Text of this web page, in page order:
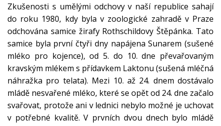
Zkušenosti s umělými odchovy v naší republice sahají
do roku 1980, kdy byla v zoologické zahradě v Praze
odchována samice žirafy Rothschildovy Štěpánka. Tato
samice byla první čtyři dny napájena Sunarem (sušené
mléko pro kojence), od 5. do 10. dne převařovaným
kravským mlékem s přídavkem Laktonu (sušená mléčná
náhražka pro telata). Mezi 10. až 24. dnem dostávalo
mládě nesvařené mléko, které se opět od 24. dne začalo
svařovat, protože ani v lednici nebylo možné je uchovat
v potřebné kvalitě. V prvních dvou dnech bylo mládě